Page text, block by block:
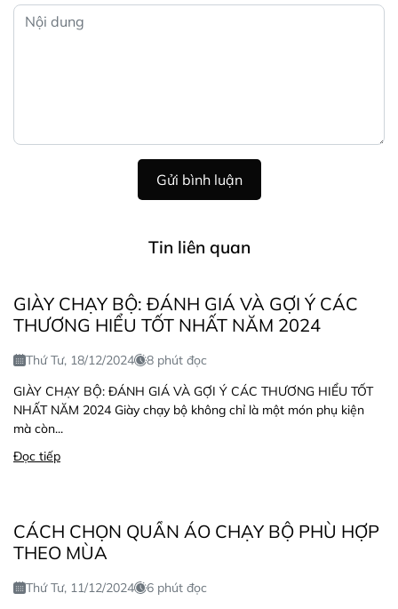
Gửi bình luận
Tin liên quan
GIÀY CHẠY BỘ: ĐÁNH GIÁ VÀ GỢI Ý CÁC
THƯƠNG HIỂU TỐT NHẤT NĂM 2024
Thứ Tư, 18/12/2024
8 phút đọc
GIÀY CHẠY BỘ: ĐÁNH GIÁ VÀ GỢI Ý CÁC THƯƠNG HIỂU TỐT
NHẤT NĂM 2024 Giày chạy bộ không chỉ là một món phụ kiện
mà còn...
Đọc tiếp
CÁCH CHỌN QUẦN ÁO CHẠY BỘ PHÙ HỢP
THEO MÙA
Thứ Tư, 11/12/2024
6 phút đọc